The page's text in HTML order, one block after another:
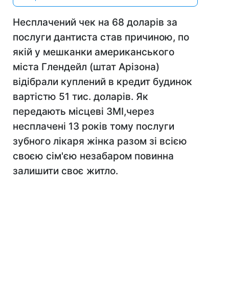
Несплачений чек на 68 доларів за
послуги дантиста став причиною, по
якій у мешканки американського
міста Глендейл (штат Арізона)
відібрали куплений в кредит будинок
вартістю 51 тис. доларів. Як
передають місцеві ЗМІ,через
несплачені 13 років тому послуги
зубного лікаря жінка разом зі всією
своєю сім'єю незабаром повинна
залишити своє житло.